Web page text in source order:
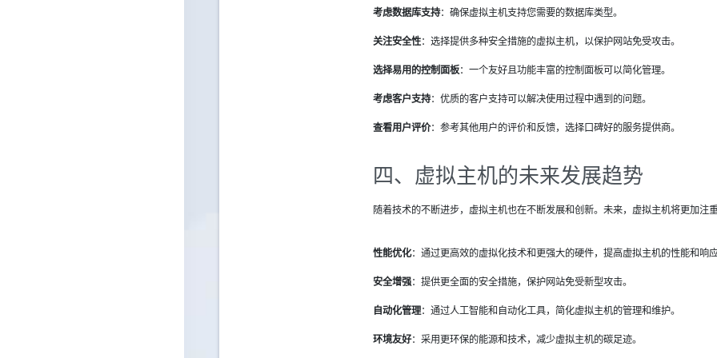
考虑数据库支持：确保虚拟主机支持您需要的数据库类型。
关注安全性：选择提供多种安全措施的虚拟主机，以保护网站免受攻击。
选择易用的控制面板：一个友好且功能丰富的控制面板可以简化管理。
考虑客户支持：优质的客户支持可以解决使用过程中遇到的问题。
查看用户评价：参考其他用户的评价和反馈，选择口碑好的服务提供商。
四、虚拟主机的未来发展趋势
随着技术的不断进步，虚拟主机也在不断发展和创新。未来，虚拟主机将更加注
性能优化：通过更高效的虚拟化技术和更强大的硬件，提高虚拟主机的性能和响应
安全增强：提供更全面的安全措施，保护网站免受新型攻击。
自动化管理：通过人工智能和自动化工具，简化虚拟主机的管理和维护。
环境友好：采用更环保的能源和技术，减少虚拟主机的碳足迹。